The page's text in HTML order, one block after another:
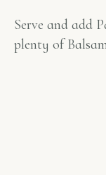
Serve and add
plenty of